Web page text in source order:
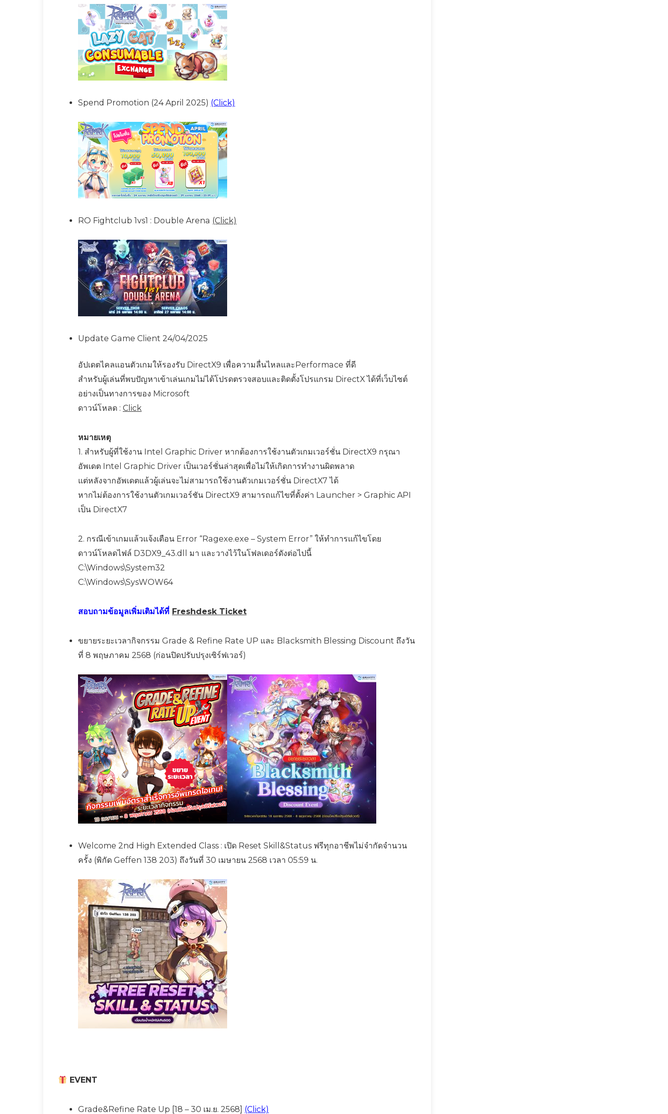
Spend Promotion (24 April 2025) (Click)
RO Fightclub 1vs1 : Double Arena (Click)
Update Game Client 24/04/2025
อัปเดตไคลแอนตัวเกมให้รองรับ DirectX9 เพื่อความลื่นไหลและPerformace ที่ดี
สำหรับผู้เล่นที่พบปัญหาเข้าเล่นเกมไม่ได้โปรดตรวจสอบและติดตั้งโปรแกรม DirectX ได้ที่เว็บไซต์
อย่างเป็นทางการของ Microsoft
ดาวน์โหลด : Click
หมายเหตุ
1. สำหรับผู้ที่ใช้งาน Intel Graphic Driver หากต้องการใช้งานตัวเกมเวอร์ชั่น DirectX9 กรุณา
อัพเดต Intel Graphic Driver เป็นเวอร์ชั่นล่าสุดเพื่อไม่ให้เกิดการทำงานผิดพลาด
แต่หลังจากอัพเดตแล้วผู้เล่นจะไม่สามารถใช้งานตัวเกมเวอร์ชั่น DirectX7 ได้
หากไม่ต้องการใช้งานตัวเกมเวอร์ชัน DirectX9 สามารถแก้ไขที่ตั้งค่า Launcher > Graphic API
เป็น DirectX7
2. กรณีเข้าเกมแล้วแจ้งเตือน Error “Ragexe.exe – System Error” ให้ทำการแก้ไขโดย
ดาวน์โหลดไฟล์ D3DX9_43.dll มา และวางไว้ในโฟลเดอร์ดังต่อไปนี้
C:\Windows\System32
C:\Windows\SysWOW64
สอบถามข้อมูลเพิ่มเติมได้ที่ Freshdesk Ticket
ขยายระยะเวลากิจกรรม Grade & Refine Rate UP และ Blacksmith Blessing Discount ถึงวัน
ที่ 8 พฤษภาคม 2568 (ก่อนปิดปรับปรุงเซิร์ฟเวอร์)
Welcome 2nd High Extended Class : เปิด Reset Skill&Status ฟรีทุกอาชีพไม่จำกัดจำนวน
ครั้ง (พิกัด Geffen 138 203) ถึงวันที่ 30 เมษายน 2568 เวลา 05:59 น.
EVENT
Grade&Refine Rate Up [18 – 30 เม.ย. 2568] (Click)